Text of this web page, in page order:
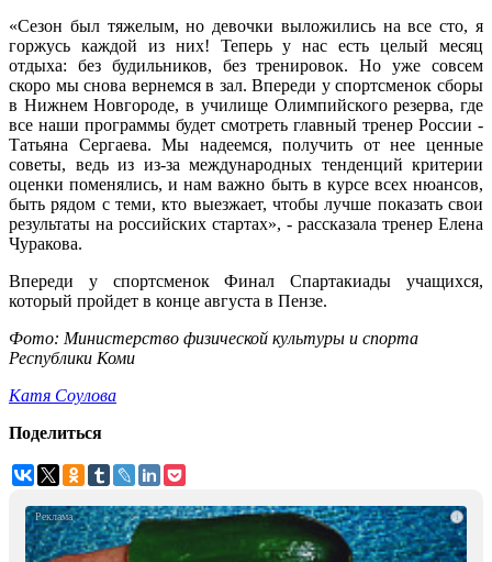
«Сезон был тяжелым, но девочки выложились на все сто, я
горжусь каждой из них! Теперь у нас есть целый месяц
отдыха: без будильников, без тренировок. Но уже совсем
скоро мы снова вернемся в зал. Впереди у спортсменок сборы
в Нижнем Новгороде, в училище Олимпийского резерва, где
все наши программы будет смотреть главный тренер России -
Татьяна Сергаева. Мы надеемся, получить от нее ценные
советы, ведь из из-за международных тенденций критерии
оценки поменялись, и нам важно быть в курсе всех нюансов,
быть рядом с теми, кто выезжает, чтобы лучше показать свои
результаты на российских стартах», - рассказала тренер Елена
Чуракова.
Впереди у спортсменок Финал Спартакиады учащихся,
который пройдет в конце августа в Пензе.
Фото: Министерство физической культуры и спорта
Республики Коми
Катя Соулова
Поделиться
i